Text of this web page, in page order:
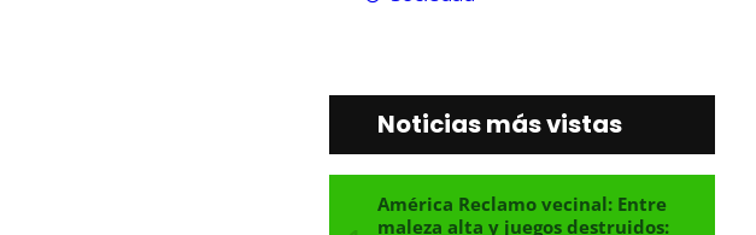
Noticias más vistas